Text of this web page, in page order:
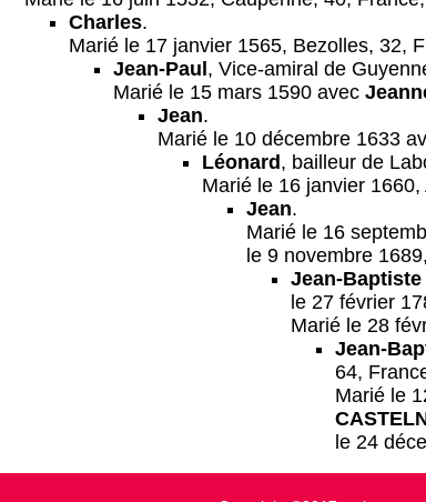
Charles.
Marié le 17 janvier 1565, Bezolles, 32,
Jean-Paul, Vice-amiral de
Marié le 15 mars 1590 avec
Jean.
Marié le 10 décembre 1633
Léonard, bailleur de
Marié le 16 janvier
Jean.
Marié le 16
le 9 novembre
Jean-Baptiste
le 27 février
Marié le 28
Jean-
64,
Marié le
le 24